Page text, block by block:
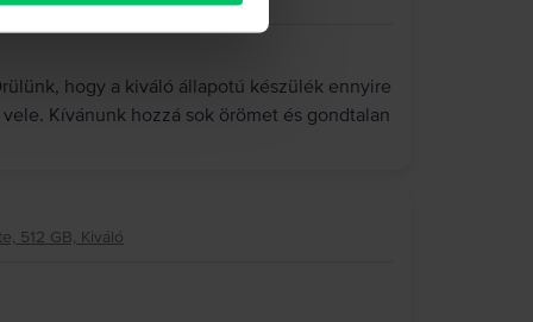
hogy a kiváló állapotú készülék ennyire
Kívánunk hozzá sok örömet és gondtalan
512 GB, Kiváló